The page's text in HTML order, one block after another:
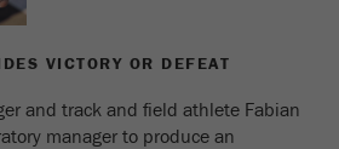
VICTORY OR DEFEAT
and track and field athlete Fabian
manager to produce an